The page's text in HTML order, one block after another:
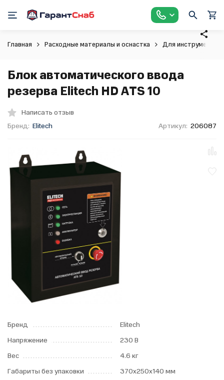
Главная Расходные материалы и оснастка Для инструмента
Блок автоматического ввода
резерва Elitech HD ATS 10
Написать отзыв
Бренд: Elitech Артикул: 206087
Бренд
Elitech
Напряжение
230 В
Вес
4.6 кг
Габариты без упаковки
370x250x140 мм